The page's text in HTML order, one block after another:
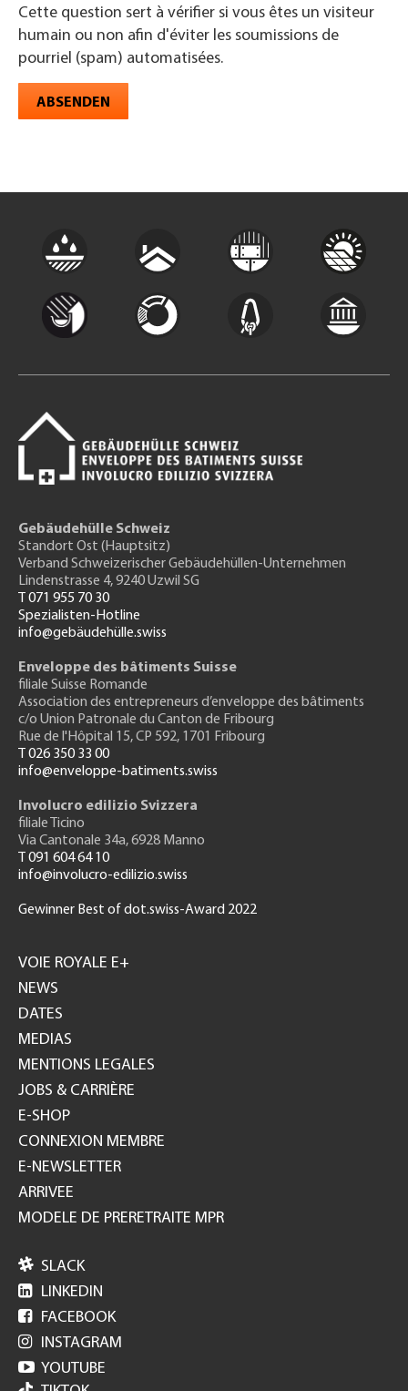
Cette question sert à vérifier si vous êtes un visiteur
humain ou non afin d'éviter les soumissions de
pourriel (spam) automatisées.
ABSENDEN
Gebäudehülle Schweiz
Standort Ost (Hauptsitz)
Verband Schweizerischer Gebäudehüllen-Unternehmen
Lindenstrasse 4, 9240 Uzwil SG
T 071 955 70 30
Spezialisten-Hotline
info@gebäudehülle.swiss
Enveloppe des bâtiments Suisse
filiale Suisse Romande
Association des entrepreneurs d’enveloppe des bâtiments
c/o Union Patronale du Canton de Fribourg
Rue de l'Hôpital 15, CP 592, 1701 Fribourg
T 026 350 33 00
info@enveloppe-batiments.swiss
Involucro edilizio Svizzera
filiale Ticino
Via Cantonale 34a, 6928 Manno
T 091 604 64 10
info@involucro-edilizio.swiss
Gewinner Best of dot.swiss-Award 2022
GH
VOIE ROYALE E+
NEWS
DATES
MEDIAS
MENTIONS LEGALES
JOBS & CARRIÈRE
E-SHOP
CONNEXION MEMBRE
E-NEWSLETTER
ARRIVEE
MODELE DE PRERETRAITE MPR
 SLACK
 LINKEDIN
 FACEBOOK
 INSTAGRAM
 YOUTUBE